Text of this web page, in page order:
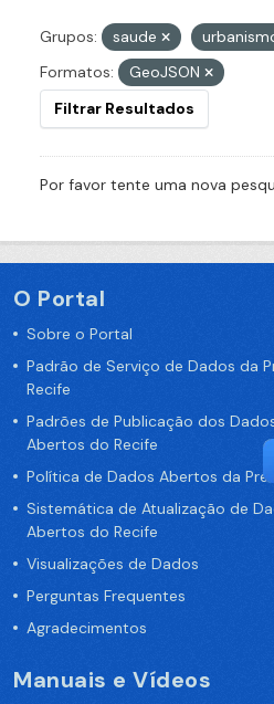
Grupos: saude
Formatos:
GeoJSON
Filtrar Resultados
Por favor tente uma nova
O Portal
Sobre o Portal
Padrão de Serviço de Dados da
Recife
Padrões de Publicação dos
Abertos do Recife
Política de Dados Abertos da
Sistemática de Atualização de
Abertos do Recife
Visualizações de Dados
Perguntas Frequentes
Agradecimentos
Manuais e Vídeos